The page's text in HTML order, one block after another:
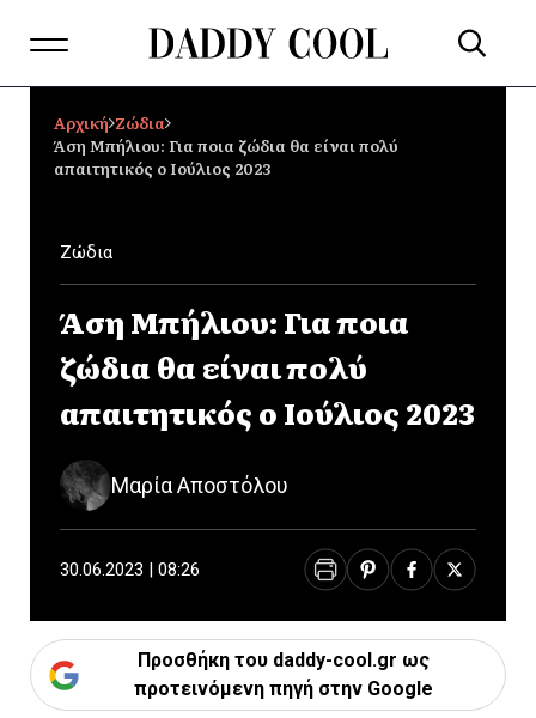
Αρχική Ζώδια
Άση Μπήλιου: Για ποια ζώδια θα είναι πολύ
απαιτητικός ο Ιούλιος 2023
Ζώδια
Άση Μπήλιου: Για ποια
ζώδια θα είναι πολύ
απαιτητικός ο Ιούλιος 2023
Μαρία Αποστόλου
30.06.2023 | 08:26
Προσθήκη του daddy-cool.gr ως
προτεινόμενη πηγή στην Google